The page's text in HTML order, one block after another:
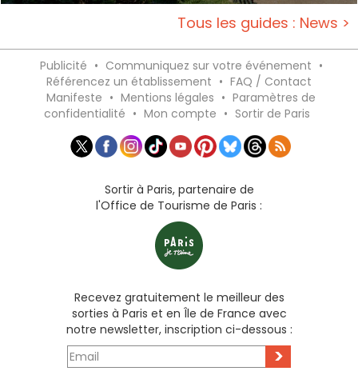
Tous les guides : News >
Publicité • Communiquez sur votre événement •
Référencez un établissement • FAQ / Contact
Manifeste • Mentions légales • Paramètres de
confidentialité • Mon compte • Sortir de Paris
Sortir à Paris, partenaire de
l'Office de Tourisme de Paris :
Recevez gratuitement le meilleur des
sorties à Paris et en Île de France avec
notre newsletter, inscription ci-dessous :
>